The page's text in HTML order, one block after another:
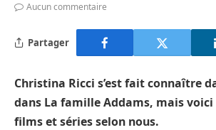
Aucun commentaire
Partager
Christina Ricci s’est fait connaître
dans La famille Addams, mais
films et séries selon nous.